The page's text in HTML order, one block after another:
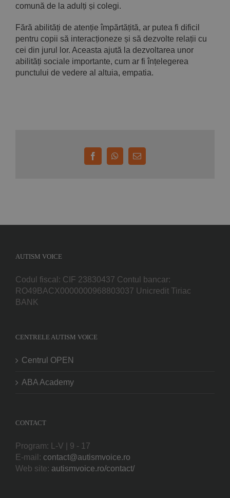
comună de la adulți și colegi.
Fără abilități de atenție împărtățită, ar putea fi dificil
pentru copii să interacționeze și să dezvolte relații cu
cei din jurul lor. Aceasta ajută la dezvoltarea unor
abilități sociale importante, cum ar fi înțelegerea
punctului de vedere al altuia, empatia.
FacebookWhatsApp
E-
AUTISM VOICE
Codul fiscal: CIF 23830437 Contul bancar:
RO49BACX0000000968803037 Unicredit Tiriac
BANK
CENTRELE AUTISM VOICE
Centrul OPEN
ABA Academy
CONTACT
Program: L-V | 9 - 17
E-mail: contact@autismvoice.ro
Web site: autismvoice.ro/contact/